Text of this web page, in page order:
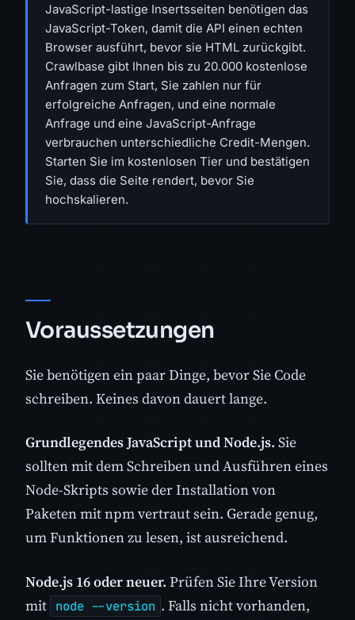
JavaScript-lastige Insertsseiten benötigen das
JavaScript-Token, damit die API einen echten
Browser ausführt, bevor sie HTML zurückgibt.
Crawlbase gibt Ihnen bis zu 20.000 kostenlose
Anfragen zum Start, Sie zahlen nur für
erfolgreiche Anfragen, und eine normale
Anfrage und eine JavaScript-Anfrage
verbrauchen unterschiedliche Credit-Mengen.
Starten Sie im kostenlosen Tier und bestätigen
Sie, dass die Seite rendert, bevor Sie
hochskalieren.
Voraussetzungen
Sie benötigen ein paar Dinge, bevor Sie Code
schreiben. Keines davon dauert lange.
Grundlegendes JavaScript und Node.js. Sie
sollten mit dem Schreiben und Ausführen eines
Node-Skripts sowie der Installation von
Paketen mit npm vertraut sein. Gerade genug,
um Funktionen zu lesen, ist ausreichend.
Node.js 16 oder neuer. Prüfen Sie Ihre Version
mit node --version . Falls nicht vorhanden,